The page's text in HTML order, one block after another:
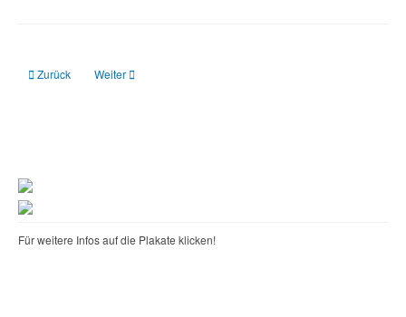
Vorheriger Beitrag: Ein weiterer Pilot für unseren Verein
Zurück Nächster Beitrag: Mission Belmont: Drei Piloten, eine
Weiter
Für weitere Infos auf die Plakate klicken!